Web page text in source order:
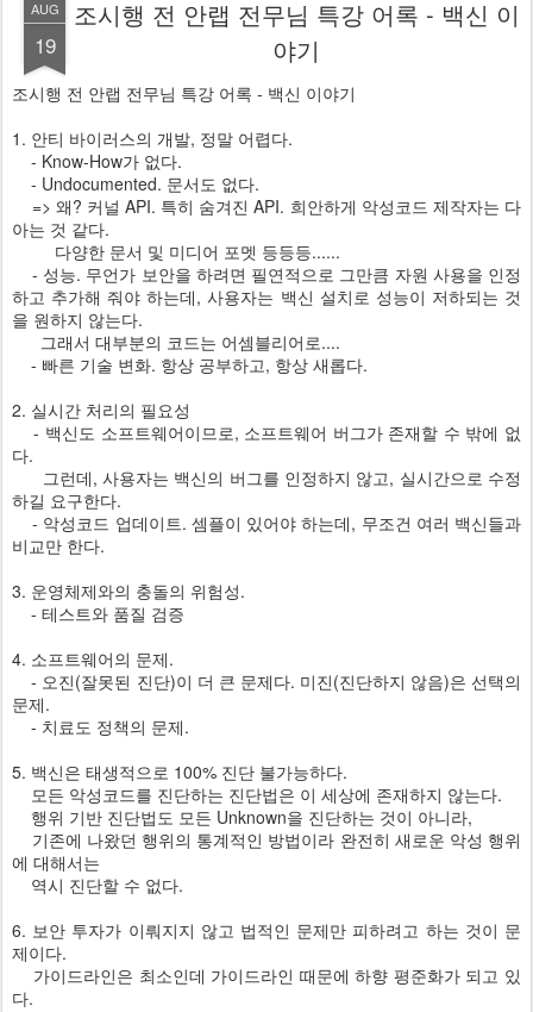
AUG
19
조시행 전 안랩 전무님 특강 어록 - 백신 이
야기
조시행 전 안랩 전무님 특강 어록 - 백신 이야기
1. 안티 바이러스의 개발, 정말 어렵다.
- Know-How가 없다.
- Undocumented. 문서도 없다.
=> 왜? 커널 API. 특히 숨겨진 API. 희안하게 악성코드 제작자는 다
아는 것 같다.
다양한 문서 및 미디어 포멧 등등등......
- 성능. 무언가 보안을 하려면 필연적으로 그만큼 자원 사용을 인정
하고 추가해 줘야 하는데, 사용자는 백신 설치로 성능이 저하되는 것
을 원하지 않는다.
그래서 대부분의 코드는 어셈블리어로....
- 빠른 기술 변화. 항상 공부하고, 항상 새롭다.
2. 실시간 처리의 필요성
- 백신도 소프트웨어이므로, 소프트웨어 버그가 존재할 수 밖에 없
다.
그런데, 사용자는 백신의 버그를 인정하지 않고, 실시간으로 수정
하길 요구한다.
- 악성코드 업데이트. 셈플이 있어야 하는데, 무조건 여러 백신들과
비교만 한다.
3. 운영체제와의 충돌의 위험성.
- 테스트와 품질 검증
4. 소프트웨어의 문제.
- 오진(잘못된 진단)이 더 큰 문제다. 미진(진단하지 않음)은 선택의
문제.
- 치료도 정책의 문제.
5. 백신은 태생적으로 100% 진단 불가능하다.
모든 악성코드를 진단하는 진단법은 이 세상에 존재하지 않는다.
행위 기반 진단법도 모든 Unknown을 진단하는 것이 아니라,
기존에 나왔던 행위의 통계적인 방법이라 완전히 새로운 악성 행위
에 대해서는
역시 진단할 수 없다.
6. 보안 투자가 이뤄지지 않고 법적인 문제만 피하려고 하는 것이 문
제이다.
가이드라인은 최소인데 가이드라인 때문에 하향 평준화가 되고 있
다.